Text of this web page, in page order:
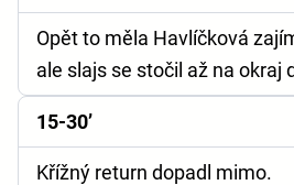
Opět to měla Havlíčková
ale slajs se stočil až na okraj
15-30’
Křížný return dopadl mimo.